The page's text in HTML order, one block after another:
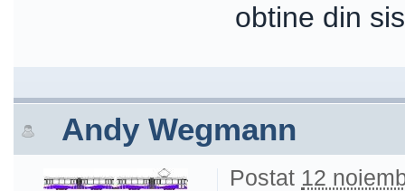
obtine din
Andy Wegmann
Postat 12